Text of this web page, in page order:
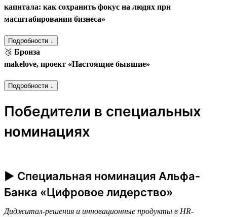
капитала: как сохранить фокус на людях при
масштабировании бизнеса»
Подробности ↓
🥉 Бронза
makelove, проект «Настоящие бывшие»
Подробности ↓
Победители в специальных
номинациях
► Специальная номинация Альфа-
Банка «Цифровое лидерство»
Диджитал-решения и инновационные продукты в HR-